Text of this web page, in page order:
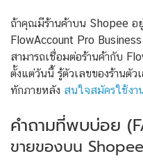
ถ้าคุณมีร้านค้าบน Shopee อ
FlowAccount Pro
สามารถเชื่อมต่อร้านค้ากับ
ตั้งแต่วันนี้ รู้ตัวเลขของร้านตัว
ทักภายหลัง สนใจสมัครใช้ง
คำถามที่พบบ่อย
ขายของบน